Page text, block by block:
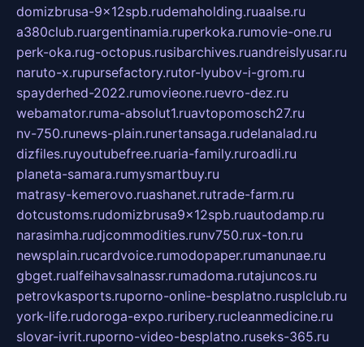
domizbrusa-9x12spb.rudemaholding.ruaalse.ru
a380club.ruargentinamia.ruperkoka.rumovie-one.ru
perk-oka.rug-octopus.rusibarchives.ruandreislyusar.ru
naruto-x.rupursefactory.rutor-lyubov-i-grom.ru
spayderhed-2022.rumovieone.ruevro-dez.ru
webamator.ruma-absolut1.ruavtopomosch27.ru
nv-750.runews-plain.runertansaga.rudelanalad.ru
dizfiles.ruyoutubefree.ruaria-family.ruroadli.ru
planeta-samara.rumysmartbuy.ru
matrasy-kemerovo.ruashanet.rutrade-farm.ru
dotcustoms.rudomizbrusa9x12spb.ruautodamp.ru
narasimha.rudjcommodities.runv750.rux-ton.ru
newsplain.rucardvoice.rumodopaper.rumanunae.ru
gbget.rualfeihavsalnassr.rumadoma.rutajuncos.ru
petrovkasports.ruporno-online-besplatno.rusplclub.ru
york-life.rudoroga-expo.ruribery.rucleanmedicine.ru
slovar-ivrit.ruporno-video-besplatno.ruseks-365.ru